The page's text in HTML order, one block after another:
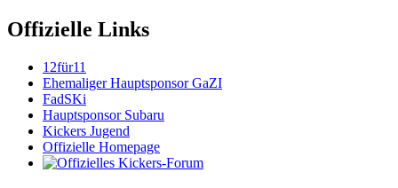
Offizielle Links
12für11
Ehemaliger Hauptsponsor GaZI
FadSKi
Hauptsponsor Subaru
Kickers Jugend
Offizielle Homepage